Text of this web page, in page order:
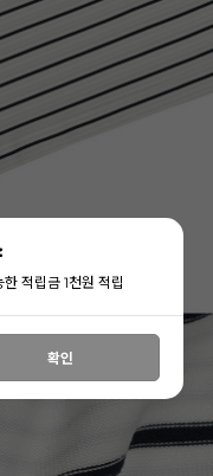
적립금 1천원 적립
확인